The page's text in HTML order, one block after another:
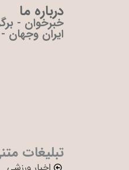
درباره ما
خبرخوان -
ایران وجهان
تبلیغات